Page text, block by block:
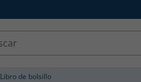
Libro de bolsillo